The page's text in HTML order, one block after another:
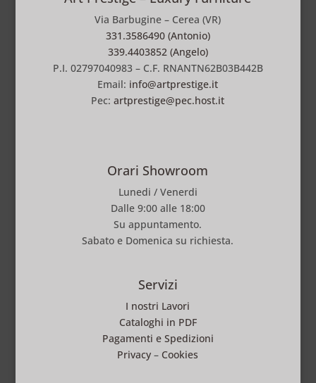
Via Barbugine – Cerea (VR)
331.3586490 (Antonio)
339.4403852 (Angelo)
P.I. 02797040983 – C.F. RNANTN62B03B442B
Email: info@artprestige.it
Pec:artprestige@pec.host.it
Orari Showroom
Lunedi / Venerdi
Dalle 9:00 alle 18:00
Su appuntamento.
Sabato e Domenica su richiesta.
Servizi
I nostri Lavori
Cataloghi in PDF
Pagamenti e Spedizioni
Privacy – Cookies